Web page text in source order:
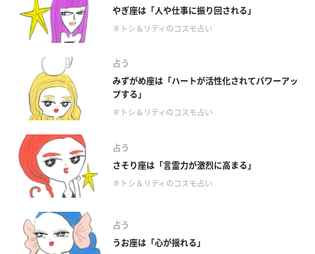
やぎ座は「人や仕事に振り回される」
＃トシ＆リティのコスモ占い
占う
みずがめ座は「ハートが活性化されてパワーアッ
プする」
＃トシ＆リティのコスモ占い
占う
さそり座は「言霊力が激烈に高まる」
＃トシ＆リティのコスモ占い
占う
うお座は「心が揺れる」